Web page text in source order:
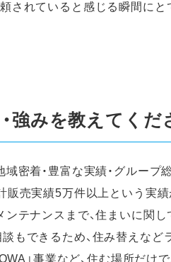
されていると感じる瞬間にと
強みを教えてくだ
域密着・豊富な実績・グルー
販売実績5万件以上という実
ンテナンスまで、住まいに関
もできるため、住み替えな
」事業など、住む場所だ